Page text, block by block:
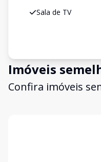
Sala de TV
Imóveis
Confira imóveis